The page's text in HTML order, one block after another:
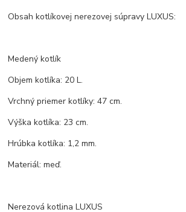
Obsah kotlíkovej nerezovej súpravy LUXUS:
Medený kotlík
Objem kotlíka: 20 L.
Vrchný priemer kotlíky: 47 cm.
Výška kotlíka: 23 cm.
Hrúbka kotlíka: 1,2 mm.
Materiál: meď.
Nerezová kotlina LUXUS